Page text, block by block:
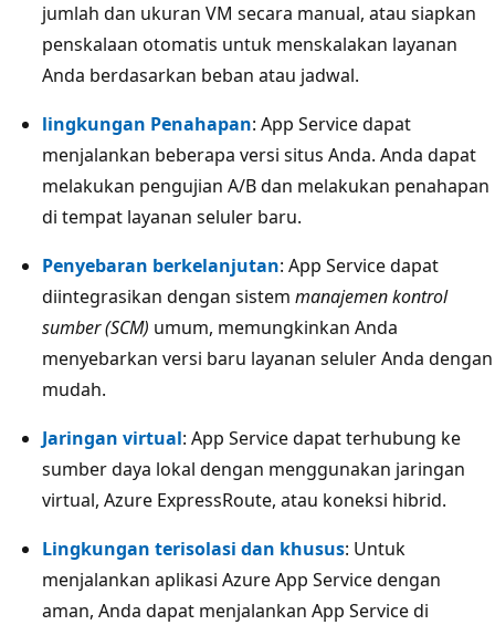
jumlah dan ukuran VM secara manual, atau siapkan
penskalaan otomatis untuk menskalakan layanan
Anda berdasarkan beban atau jadwal.
lingkungan Penahapan: App Service dapat
menjalankan beberapa versi situs Anda. Anda dapat
melakukan pengujian A/B dan melakukan penahapan
di tempat layanan seluler baru.
Penyebaran berkelanjutan: App Service dapat
diintegrasikan dengan sistem manajemen kontrol
sumber (SCM) umum, memungkinkan Anda
menyebarkan versi baru layanan seluler Anda dengan
mudah.
Jaringan virtual: App Service dapat terhubung ke
sumber daya lokal dengan menggunakan jaringan
virtual, Azure ExpressRoute, atau koneksi hibrid.
Lingkungan terisolasi dan khusus: Untuk
menjalankan aplikasi Azure App Service dengan
aman, Anda dapat menjalankan App Service di